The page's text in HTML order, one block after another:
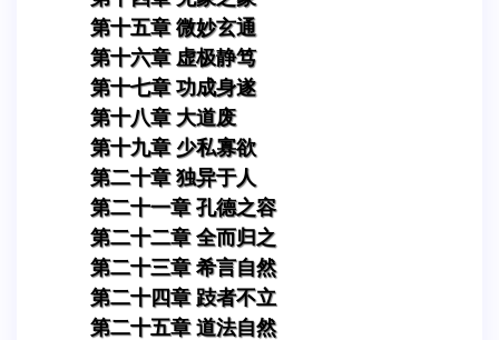
第十五章 微妙玄通
第十六章 虚极静笃
第十七章 功成身遂
第十八章 大道废
第十九章 少私寡欲
第二十章 独异于人
第二十一章 孔德之容
第二十二章 全而归之
第二十三章 希言自然
第二十四章 跂者不立
第二十五章 道法自然